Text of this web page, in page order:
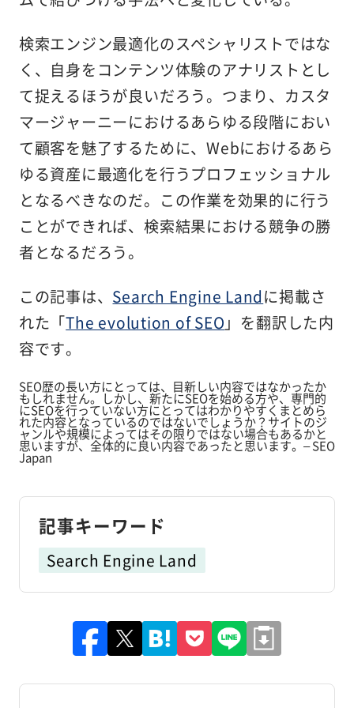
検索エンジン最適化のスペシャリストではな
く、自身をコンテンツ体験のアナリストとし
て捉えるほうが良いだろう。つまり、カスタ
マージャーニーにおけるあらゆる段階におい
て顧客を魅了するために、Webにおけるあら
ゆる資産に最適化を行うプロフェッショナル
となるべきなのだ。この作業を効果的に行う
ことができれば、検索結果における競争の勝
者となるだろう。
この記事は、 Search Engine Landに掲載さ
れた「The evolution of SEO 」を翻訳した内
容です。
SEO歴の長い方にとっては、目新しい内容ではなかったか
もしれません。しかし、新たにSEOを始める方や、専門的
にSEOを行っていない方にとってはわかりやすくまとめら
れた内容となっているのではないでしょうか？サイトのジ
ャンルや規模によってはその限りではない場合もあるかと
思いますが、全体的に良い内容であったと思います。– SEO
Japan
記事キーワード
Search Engine Land